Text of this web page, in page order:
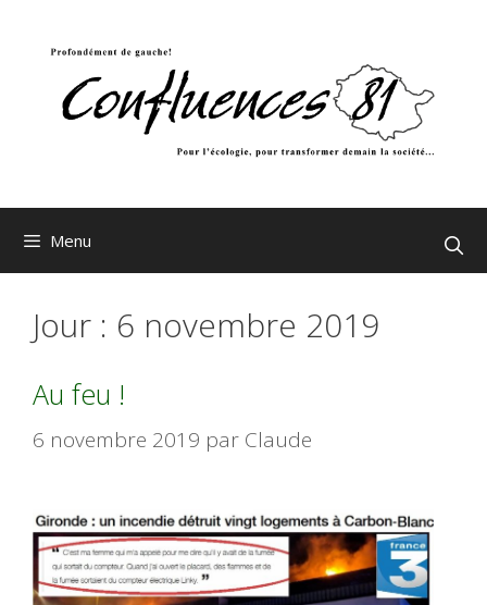
Menu
Jour : 6 novembre 2019
Au feu !
6 novembre 2019 par Claude